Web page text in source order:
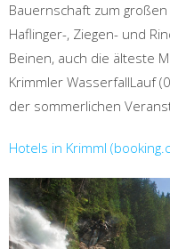
Bauernschaft zum
Haflinger-, Ziegen- und
Beinen, auch die älteste
Krimmler WasserfallLauf
der sommerlichen
Hotels in Krimml